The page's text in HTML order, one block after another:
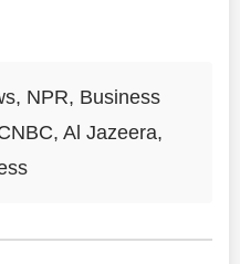
NPR, Business
Al Jazeera,